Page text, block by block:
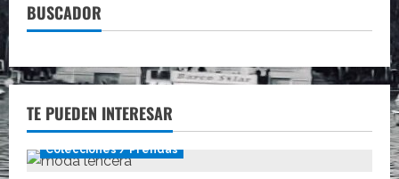
BUSCADOR
TE PUEDEN INTERESAR
Colecciones / Prendas